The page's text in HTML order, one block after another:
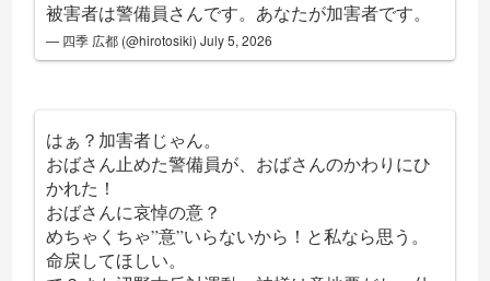
被害者は警備員さんです。あなたが加害者です。
— 四季 広都 (@hirotosiki)July 5, 2026
はぁ？加害者じゃん。
おばさん止めた警備員が、おばさんのかわりにひ
かれた！
おばさんに哀悼の意？
めちゃくちゃ”意”いらないから！と私なら思う。
命戻してほしい。